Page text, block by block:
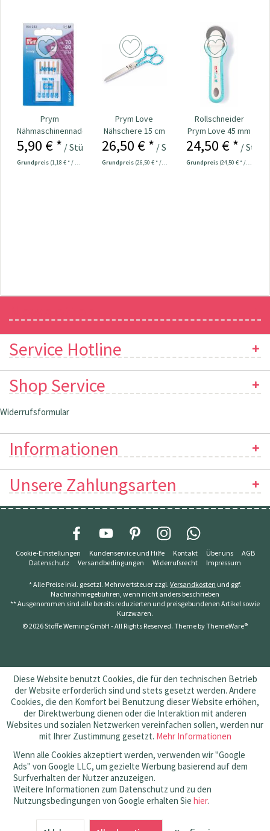
Prym
Nähmaschinennadeln
130/705 Jersey
5,90 € * / Stück
Grundpreis (1,18 € * / 1 Stück)
Prym Love
Nähschere 15 cm
Nr. 610541
26,50 € * / Stück
Grundpreis (26,50 € * / 1 Stück)
Rollschneider
Prym Love 45 mm
24,50 € * / Stück
Grundpreis (24,50 € * / 1 Stück)
Service Hotline
Shop Service
Widerrufsformular
Informationen
Unsere Zahlungsarten
Cookie-Einstellungen Kundenservice und Hilfe Kontakt Über uns
AGB
Datenschutz
Versandbedingungen Widerrufsrecht Impressum
* Alle Preise inkl. gesetzl. Mehrwertsteuer zzgl. Versandkosten und ggf.
Nachnahmegebühren, wenn nicht anders beschrieben
** Ausgenommen sind alle bereits reduzierten und preisgebundenen Artikel sowie
Kurzwaren.
© 2026 Stoffe Werning GmbH - All Rights Reserved. Theme byThemeWare®
Diese Website benutzt Cookies, die für den technischen Betrieb
der Website erforderlich sind und stets gesetzt werden. Andere
Cookies, die den Komfort bei Benutzung dieser Website erhöhen,
der Direktwerbung dienen oder die Interaktion mit anderen
Websites und sozialen Netzwerken vereinfachen sollen, werden nur
mit Ihrer Zustimmung gesetzt. Mehr Informationen
Wenn alle Cookies akzeptiert werden, verwenden wir "Google
Ads" von Google LLC, um gezielte Werbung basierend auf dem
Surfverhalten der Nutzer anzuzeigen.
Weitere Informationen zum Datenschutz und zu den
Nutzungsbedingungen von Google erhalten Sie hier.
SEHR GUT (4.83 / 5)